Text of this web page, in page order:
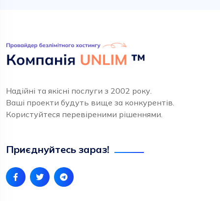
Надійні та якісні послуги з 2002 року.
Ваші проекти будуть вище за конкурентів.
Користуйтеся перевіреними рішеннями.
Приєднуйтесь зараз!